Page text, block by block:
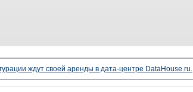
ждут своей аренды в дата-центре DataHouse.ru.